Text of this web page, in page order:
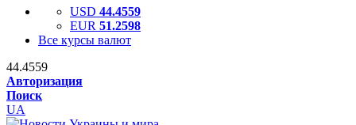
USD 44.4559
EUR 51.2598
Все курсы валют
44.4559
Авторизация
Поиск
UA